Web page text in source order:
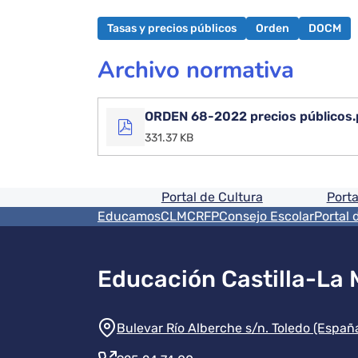
Tasas y precios públicos Orden DOCM
Archivo normativa
ORDEN 68-2022 precios
331.37 KB
Pie de pagina
Portal de Cultura
Menú del pie
EducamosCLMCRFPConsejo EscolarPortal
Educación Castilla-La
Información de la
Bulevar Río Alberche s/n. Toledo